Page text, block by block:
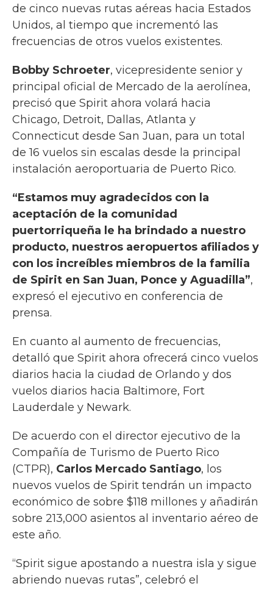
de cinco nuevas rutas aéreas hacia Estados
Unidos, al tiempo que incrementó las
frecuencias de otros vuelos existentes.
Bobby Schroeter, vicepresidente senior y
principal oficial de Mercado de la aerolínea,
precisó que Spirit ahora volará hacia
Chicago, Detroit, Dallas, Atlanta y
Connecticut desde San Juan, para un total
de 16 vuelos sin escalas desde la principal
instalación aeroportuaria de Puerto Rico.
“Estamos muy agradecidos con la
aceptación de la comunidad
puertorriqueña le ha brindado a nuestro
producto, nuestros aeropuertos afiliados y
con los increíbles miembros de la familia
de Spirit en San Juan, Ponce y Aguadilla”,
expresó el ejecutivo en conferencia de
prensa.
En cuanto al aumento de frecuencias,
detalló que Spirit ahora ofrecerá cinco vuelos
diarios hacia la ciudad de Orlando y dos
vuelos diarios hacia Baltimore, Fort
Lauderdale y Newark.
De acuerdo con el director ejecutivo de la
Compañía de Turismo de Puerto Rico
(CTPR), Carlos Mercado Santiago, los
nuevos vuelos de Spirit tendrán un impacto
económico de sobre $118 millones y añadirán
sobre 213,000 asientos al inventario aéreo de
este año.
“Spirit sigue apostando a nuestra isla y sigue
abriendo nuevas rutas”, celebró el